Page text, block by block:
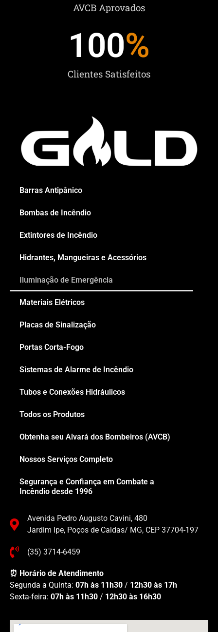
AVCB Aprovados
Clientes Satisfeitos
100%
Barras Antipânico
Bombas de Incêndio
Extintores de Incêndio
Hidrantes, Mangueiras e Acessórios
Iluminação de Emergência
Materiais Elétricos
Placas de Sinalização
Portas Corta-Fogo
Sistemas de Alarme de Incêndio
Tubos e Conexões Hidráulicos
Todos os Produtos
Obtenha seu Alvará dos Bombeiros (AVCB)
Nossos Serviços Completo
Segurança e Confiança em Combate a
Incêndio desde 1996
Avenida Pedro Augusto Cavini, 480
Jardim Ipe, Poços de Caldas/ MG, CEP 37704-197
(35) 3714-6459
⏰ Horário de Atendimento
Segunda a Quinta: 07h às 11h30 / 12h30 às 17h
Sexta-feira: 07h às 11h30 / 12h30 às 16h30